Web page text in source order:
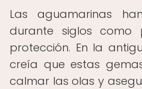
Las aguamarinas
durante siglos
protección. En la
creía que estas
calmar las olas y